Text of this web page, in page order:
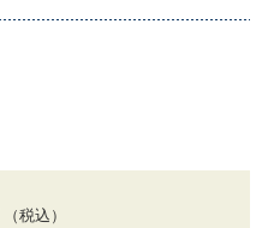
（税込）